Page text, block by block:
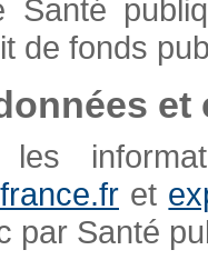
de fonds
et
et
par Santé